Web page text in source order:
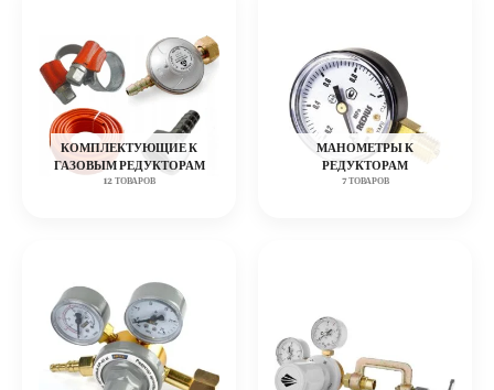
КОМПЛЕКТУЮЩИЕ К
ГАЗОВЫМ РЕДУКТОРАМ
12 ТОВАРОВ
МАНОМЕТРЫ К
РЕДУКТОРАМ
7 ТОВАРОВ